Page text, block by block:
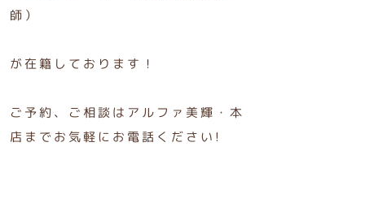
師）
が在籍しております！
ご予約、ご相談はアルファ美輝・本
店までお気軽にお電話ください!